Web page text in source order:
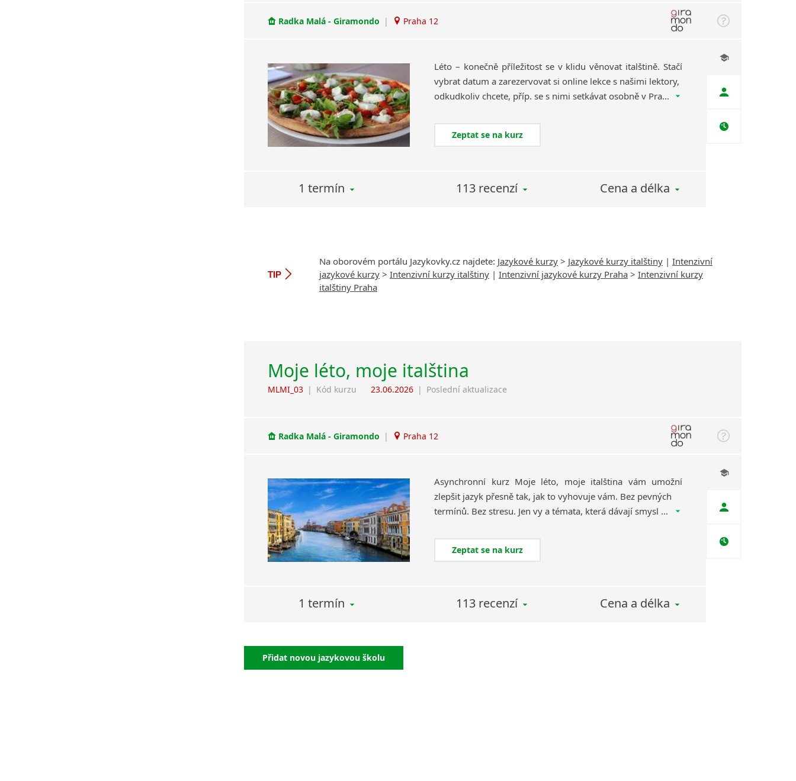
Radka Malá - Giramondo | Praha 12
Léto – konečně příležitost se v klidu věnovat italštině. Stačí
vybrat datum a zarezervovat si online lekce s našimi lektory,
odkudkoliv chcete, příp. se s nimi setkávat osobně v Praze. Tak co, taky už se vidíte na lekci italštiny na pláži?
Zeptat se na kurz
1 termín 113 recenzí Cena a délka
TIP
Na oborovém portálu Jazykovky.cz najdete: Jazykové kurzy > Jazykové kurzy italštiny | Intenzivní
jazykové kurzy > Intenzivní kurzy italštiny | Intenzivní jazykové kurzy Praha > Intenzivní kurzy
italštiny Praha
Moje léto, moje italština
MLMI_03 | Kód kurzu 23.06.2026 | Poslední aktualizace
Radka Malá - Giramondo | Praha 12
Asynchronní kurz Moje léto, moje italština vám umožní
zlepšit jazyk přesně tak, jak to vyhovuje vám. Bez pevných
termínů. Bez stresu. Jen vy a témata, která dávají smysl právě vám. Dva týdny, kdy vám italština život promění na la dolce vita.
Zeptat se na kurz
1 termín 113 recenzí Cena a délka
Přidat novou jazykovou školu